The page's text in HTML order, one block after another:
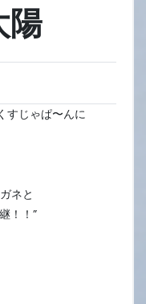
陽
すじゃぱ〜んに
ネと
！！”